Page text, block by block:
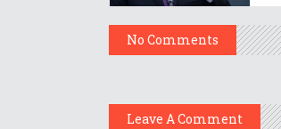
No Comments
Leave A Comment